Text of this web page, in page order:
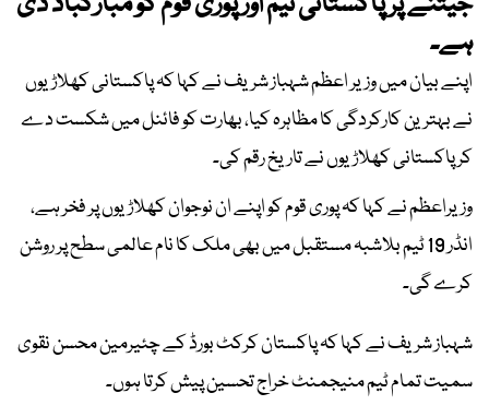
ہے۔
اپنے بیان میں وزیر اعظم شہباز شریف نے کہا کہ پاکستانی کھلاڑیوں
نے بہترین کارکردگی کا مظاہرہ کیا، بھارت کو فائنل میں شکست دے
کر پاکستانی کھلاڑیوں نے تاریخ رقم کی۔
وزیراعظم نے کہا کہ پوری قوم کو اپنے ان نوجوان کھلاڑیوں پر فخر ہے،
انڈر 19 ٹیم بلاشبہ مستقبل میں بھی ملک کا نام عالمی سطح پر روشن
کرے گی۔
شہباز شریف نے کہا کہ پاکستان کرکٹ بورڈ کے چئیرمین محسن نقوی
سمیت تمام ٹیم منیجمنٹ خراج تحسین پیش کرتا ہوں۔